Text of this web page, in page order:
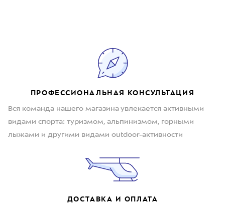
ПРОФЕССИОНАЛЬНАЯ КОНСУЛЬТАЦИЯ
Вся команда нашего магазина увлекается активными
видами спорта: туризмом, альпинизмом, горными
лыжами и другими видами outdoor-активности
ДОСТАВКА И ОПЛАТА